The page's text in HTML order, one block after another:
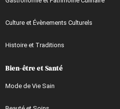
Culture et Évènements Culturels
Histoire et Traditions
Bien-être et Santé
Mode de Vie Sain